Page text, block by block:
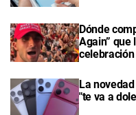
Dónde
Again” que
La
"te va a